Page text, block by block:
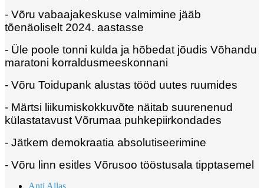
- Võru vabaajakeskuse valmimine jääb
tõenäoliselt 2024. aastasse
- Üle poole tonni kulda ja hõbedat jõudis Võhandu
maratoni korraldusmeeskonnani
- Võru Toidupank alustas tööd uutes ruumides
- Märtsi liikumiskokkuvõte näitab suurenenud
külastatavust Võrumaa puhkepiirkondades
- Jätkem demokraatia absolutiseerimine
- Võru linn esitles Võrusoo tööstusala tipptasemel
Anti Allas